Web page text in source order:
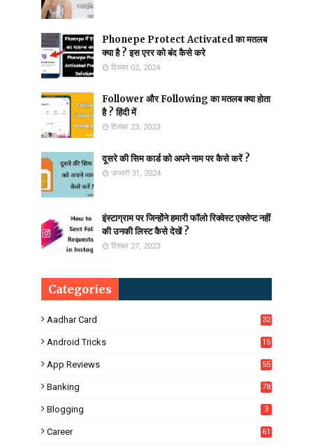
Phonepe Protect Activated का मतलब
क्या है ? इस एरर को बंद कैसे करे
दिसंबर 02, 2024
Follower और Following का मतलब क्या होता
है ? हिंदी में
दिसंबर 23, 2023
दूसरे की सिम कार्ड को अपने नाम पर कैसे करें ?
जनवरी 31, 2024
इंस्टाग्राम पर जिन्होंने हमारी फॉलो रिक्वेस्ट एक्सेप्ट नहीं
की उनकी लिस्ट कैसे देखें ?
दिसंबर 27, 2023
Categories
Aadhar Card 32
Android Tricks
15
App Reviews 55
Banking 78
Blogging 3
Career 61